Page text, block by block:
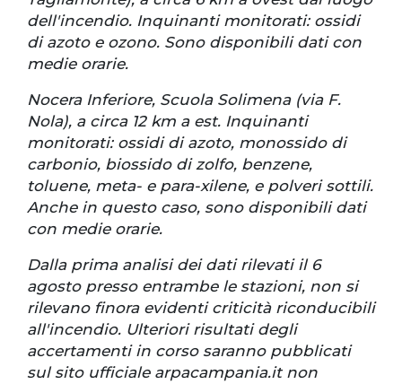
dell'incendio. Inquinanti monitorati: ossidi
di azoto e ozono. Sono disponibili dati con
medie orarie.
Nocera Inferiore, Scuola Solimena (via F.
Nola), a circa 12 km a est. Inquinanti
monitorati: ossidi di azoto, monossido di
carbonio, biossido di zolfo, benzene,
toluene, meta- e para-xilene, e polveri sottili.
Anche in questo caso, sono disponibili dati
con medie orarie.
Dalla prima analisi dei dati rilevati il 6
agosto presso entrambe le stazioni, non si
rilevano finora evidenti criticità riconducibili
all'incendio. Ulteriori risultati degli
accertamenti in corso saranno pubblicati
sul sito ufficiale arpacampania.it non